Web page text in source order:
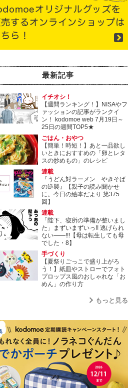
最新記事
イチオシ！
【週間ランキング！】NISAやフ
ァッションの記事がランクイ
ン！ kodomoe web 7月19日～
25日の週間TOP5★
ごはん・おやつ
【簡単！時短！】あと一品欲し
いときにおすすめの「卵とレタ
スの炒めもの」のレシピ
連載
『うどん対ラーメン やきそば
の逆襲』【親子の読み聞かせ
に。今日の絵本だより 第375
回】
連載
「陛下、寝所の準備が整いまし
た」まずいまずいっ!! 逃げられ
ない――!!!【母は転生しても母
でした・8】
手づくり
【夏祭りごっこで盛り上がろ
う！】紙皿やストローでフォト
プロップス風のおしゃれな「お
めん」の作り方
もっと見る